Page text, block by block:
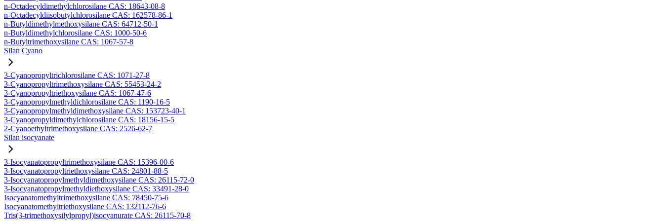
n-Octadecyldimethylchlorosilane CAS: 18643-08-8
n-Octadecyldiisobutylchlorosilane CAS: 162578-86-1
n-Butyldimethylmethoxysilane CAS: 64712-50-1
n-Butyldimethylchlorosilane CAS: 1000-50-6
n-Butyltrimethoxysilane CAS: 1067-57-8
Silan Cyano
3-Cyanopropyltrichlorosilane CAS: 1071-27-8
3-Cyanopropyltrimethoxysilane CAS: 55453-24-2
3-Cyanopropyltriethoxysilane CAS: 1067-47-6
3-Cyanopropylmethyldichlorosilane CAS: 1190-16-5
3-Cyanopropylmethyldimethoxysilane CAS: 153723-40-1
3-Cyanopropyldimethylchlorosilane CAS: 18156-15-5
2-Cyanoethyltrimethoxysilane CAS: 2526-62-7
Silan isocyanate
3-Isocyanatopropyltrimethoxysilane CAS: 15396-00-6
3-Isocyanatopropyltriethoxysilane CAS: 24801-88-5
3-Isocyanatopropylmethyldimethoxysilane CAS: 26115-72-0
3-Isocyanatopropylmethyldiethoxysilane CAS: 33491-28-0
Isocyanatomethyltrimethoxysilane CAS: 78450-75-6
Isocyanatomethyltriethoxysilane CAS: 132112-76-6
Tris(3-trimethoxysilylpropyl)isocyanurate CAS: 26115-70-8